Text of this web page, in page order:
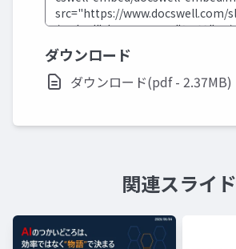
ダウンロード
ダウンロード(pdf - 2.37MB)
関連スライド